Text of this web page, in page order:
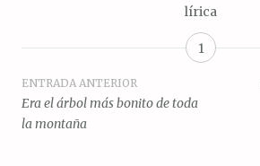
lírica
1
Navegación
de
ENTRADA ANTERIOR
Era el árbol más bonito de toda
la montaña